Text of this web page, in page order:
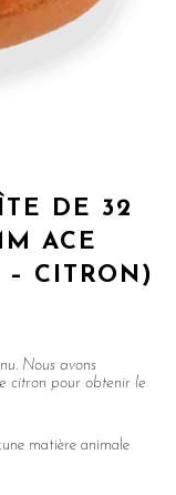
DE 32
ACE
– CITRON)
Nous avons
citron pour obtenir le
matière animale